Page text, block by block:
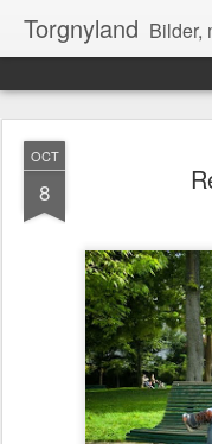
Torgnyland Bilder,
OCT
8